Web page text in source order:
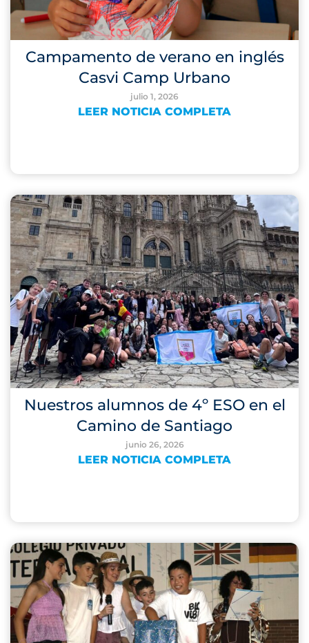
Campamento de verano en inglés
Casvi Camp Urbano
julio 1, 2026
LEER NOTICIA COMPLETA
Nuestros alumnos de 4º ESO en el
Camino de Santiago
junio 26, 2026
LEER NOTICIA COMPLETA